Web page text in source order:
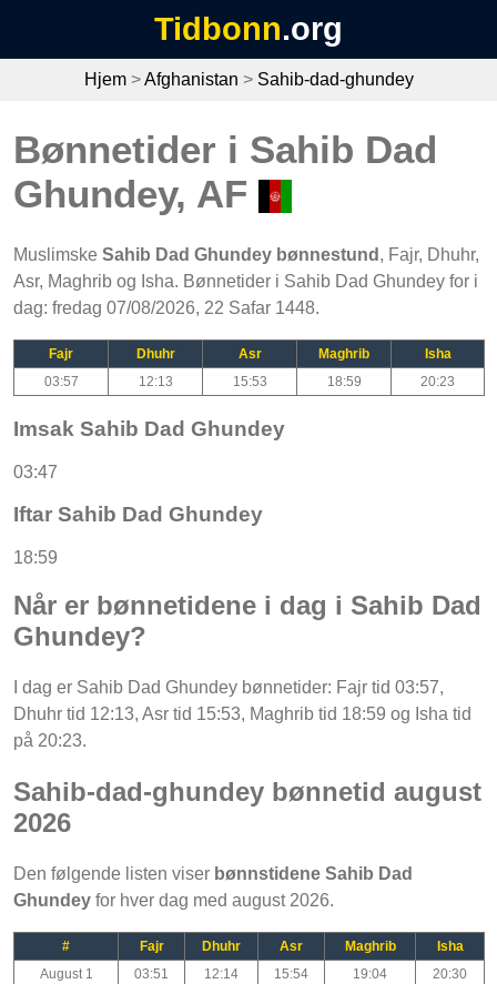
Tidbonn.org
Hjem>Afghanistan > Sahib-dad-ghundey
Bønnetider i Sahib Dad
Ghundey, AF
Muslimske Sahib Dad Ghundey bønnestund , Fajr, Dhuhr,
Asr, Maghrib og Isha. Bønnetider i Sahib Dad Ghundey for i
dag: fredag 07/08/2026, 22 Safar 1448.
Fajr Dhuhr Asr Maghrib
Isha
03:57
12:13 15:53 18:59 20:23
Imsak Sahib Dad Ghundey
03:47
Iftar Sahib Dad Ghundey
18:59
Når er bønnetidene i dag i Sahib Dad
Ghundey?
I dag er Sahib Dad Ghundey bønnetider: Fajr tid 03:57,
Dhuhr tid 12:13, Asr tid 15:53, Maghrib tid 18:59 og Isha tid
på 20:23.
Sahib-dad-ghundey bønnetid august
2026
Den følgende listen viser bønnstidene Sahib Dad
Ghundey for hver dag med august 2026.
# Fajr Dhuhr Asr Maghrib
Isha
August 1
03:51 12:14 15:54 19:04
20:30